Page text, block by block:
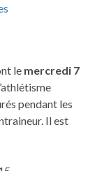
le mercredi 7
pendant les
Il est